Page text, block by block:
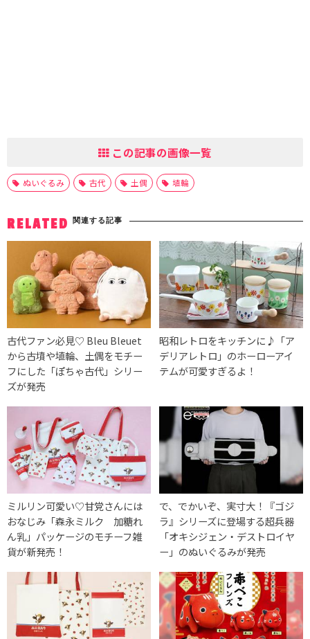
この記事の画像一覧
ぬいぐるみ 古代 土偶 埴輪
RELATED 関連する記事
古代ファン必見♡ Bleu Bleuet
から古墳や埴輪、土偶をモチー
フにした「ぽちゃ古代」シリー
ズが発売
昭和レトロをキッチンに♪「ア
デリアレトロ」のホーローアイ
テムが可愛すぎるよ！
ミルリン可愛い♡甘党さんには
おなじみ「森永ミルク 加糖れ
ん乳」パッケージのモチーフ雑
貨が新発売！
で、でかいぞ、実寸大！『ゴジ
ラ』シリーズに登場する超兵器
「オキシジェン・デストロイヤ
ー」のぬいぐるみが発売